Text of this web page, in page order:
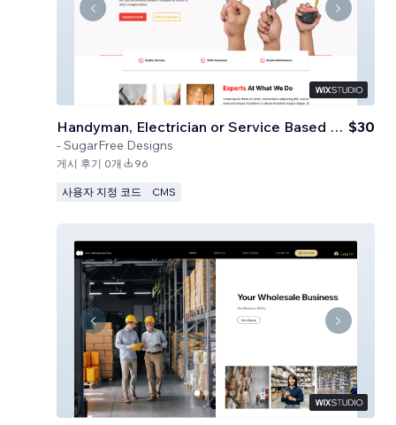
Handyman, Electrician or Service Based Business
- SugarFree Designs
$30
게시 후기 0개 96
사용자 지정 코드 CMS